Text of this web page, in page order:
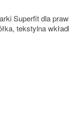
Superfit dla
tekstylna